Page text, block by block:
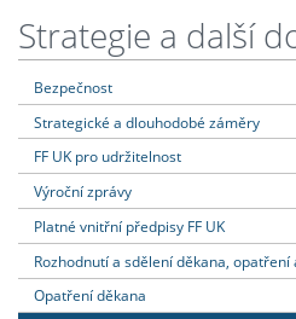
Strategie a další
Bezpečnost
Strategické a dlouhodobé záměry
FF UK pro udržitelnost
Výroční zprávy
Platné vnitřní předpisy FF UK
Rozhodnutí a sdělení děkana,
Opatření děkana